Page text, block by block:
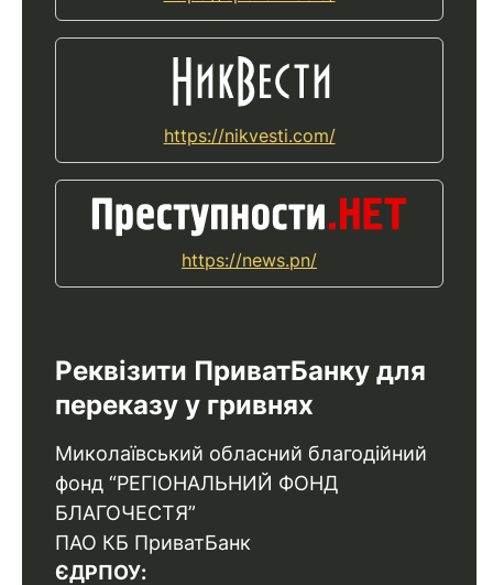
https://nikvesti.com/
https://news.pn/
Реквізити ПриватБанку для
переказу у гривнях
Миколаївський обласний благодійний
фонд “РЕГІОНАЛЬНИЙ ФОНД
БЛАГОЧЕСТЯ”
ПАО КБ ПриватБанк
ЄДРПОУ: